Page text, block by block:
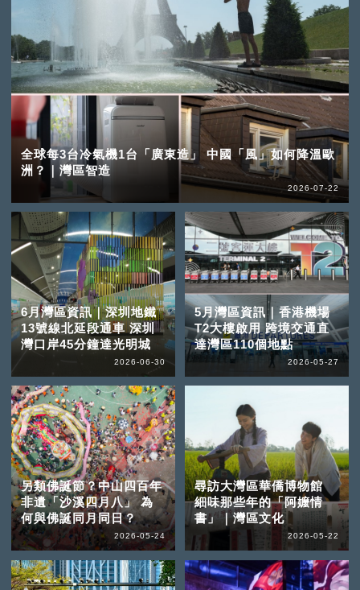
全球每3台冷氣機1台「廣東造」 中國「風」如何降溫歐
洲？｜灣區智造
2026-07-22
6月灣區資訊｜深圳地鐵
13號線北延段通車 深圳
灣口岸45分鐘達光明城
2026-06-30
5月灣區資訊｜香港機場
T2大樓啟用 跨境交通直
達灣區110個地點
2026-05-27
另類佛誕節？中山四百年
非遺「沙溪四月八」 為
何與佛誕同月同日？
2026-05-24
尋訪大灣區華僑博物館
細味那些年的「阿嬤情
書」｜灣區文化
2026-05-22